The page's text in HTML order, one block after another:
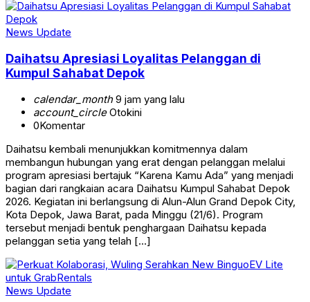
News Update
Daihatsu Apresiasi Loyalitas Pelanggan di
Kumpul Sahabat Depok
calendar_month9 jam yang lalu
account_circleOtokini
0Komentar
Daihatsu kembali menunjukkan komitmennya dalam
membangun hubungan yang erat dengan pelanggan melalui
program apresiasi bertajuk “Karena Kamu Ada” yang menjadi
bagian dari rangkaian acara Daihatsu Kumpul Sahabat Depok
2026. Kegiatan ini berlangsung di Alun-Alun Grand Depok City,
Kota Depok, Jawa Barat, pada Minggu (21/6). Program
tersebut menjadi bentuk penghargaan Daihatsu kepada
pelanggan setia yang telah […]
News Update